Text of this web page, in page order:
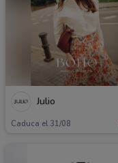
Julio
Caduca el 31/08